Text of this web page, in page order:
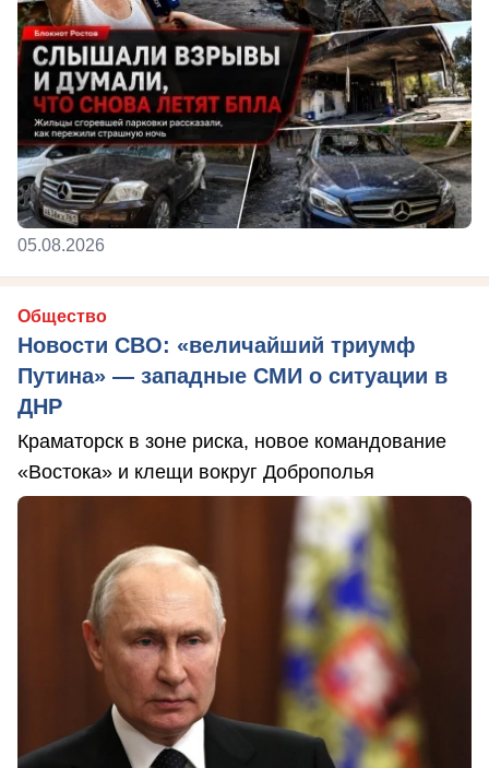
05.08.2026
Общество
Новости СВО: «величайший триумф
Путина» — западные СМИ о ситуации в
ДНР
Краматорск в зоне риска, новое командование
«Востока» и клещи вокруг Доброполья